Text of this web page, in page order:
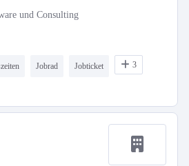
und Consulting
Jobrad Jobticket 3